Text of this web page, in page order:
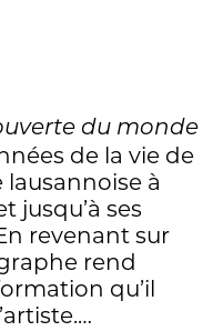
du monde
de la vie de
lausannoise à
jusqu’à ses
revenant sur
rend
qu’il